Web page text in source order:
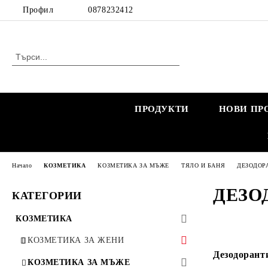
Профил 0878232412
ПРОДУКТИ НОВИ
КАТЕГОРИИ
КОЗМЕТИКА
КОЗМЕТИКА ЗА ЖЕНИ
КОЗМЕТИКА ЗА БРЕМЕННИ
КОЗМЕТИКА ЗА МЪЖЕ
Начало КОЗМЕТИКА КОЗМЕТИКА ЗА МЪЖЕ ТЯЛО И БАНЯ